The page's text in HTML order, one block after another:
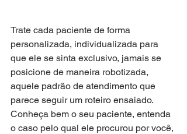
Trate cada paciente de forma
personalizada, individualizada para
que ele se sinta exclusivo, jamais se
posicione de maneira robotizada,
aquele padrão de atendimento que
parece seguir um roteiro ensaiado.
Conheça bem o seu paciente, entenda
o caso pelo qual ele procurou por você,